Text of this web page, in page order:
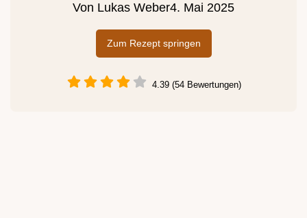
Von Lukas Weber4. Mai 2025
Zum Rezept springen
4.39 (54 Bewertungen)